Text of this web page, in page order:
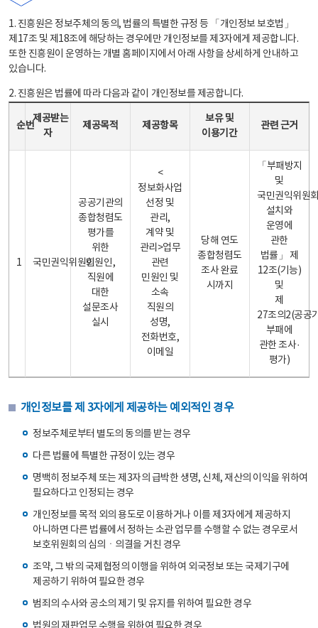
1. 진흥원은 정보주체의 동의, 법률의 특별한 규정 등 「개인정보 보호법」
제17조 및 제18조에 해당하는 경우에만 개인정보를 제3자에게 제공합니다.
또한 진흥원이 운영하는 개별 홈페이지에서 아래 사항을 상세하게 안내하고
있습니다.
2. 진흥원은 법률에 따라 다음과 같이 개인정보를 제공합니다.
순번
제공받는
자
제공목적 제공항목
보유 및
이용기간
관련 근거
1 국민권익위원회
공공기관의
종합청렴도
평가를
위한
민원인,
직원에
대한
설문조사
실시
<
정보화사업
선정 및
관리,
계약 및
관리>업무
관련
민원인 및
소속
직원의
성명,
전화번호,
이메일
당해 연도
종합청렴도
조사 완료
시까지
「부패방지
및
국민권익위원
설치와
운영에
관한
법률」 제
12조(기능)
및
제
27조의2(공공
부패에
관한 조사·
평가)
개인정보를 제 3자에게 제공하는 예외적인 경우
정보주체로부터 별도의 동의를 받는 경우
다른 법률에 특별한 규정이 있는 경우
명백히 정보주체 또는 제3자의 급박한 생명, 신체, 재산의 이익을 위하여
필요하다고 인정되는 경우
개인정보를 목적 외의 용도로 이용하거나 이를 제3자에게 제공하지
아니하면 다른 법률에서 정하는 소관 업무를 수행할 수 없는 경우로서
보호위원회의 심의ㆍ의결을 거친 경우
조약, 그 밖의 국제협정의 이행을 위하여 외국정보 또는 국제기구에
제공하기 위하여 필요한 경우
범죄의 수사와 공소의 제기 및 유지를 위하여 필요한 경우